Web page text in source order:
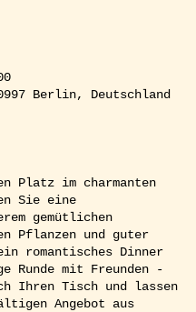
Berlin, Deutschland
Platz im charmanten
Sie eine
gemütlichen
Pflanzen und guter
romantisches Dinner
Runde mit Freunden -
Ihren Tisch und lassen
Angebot aus